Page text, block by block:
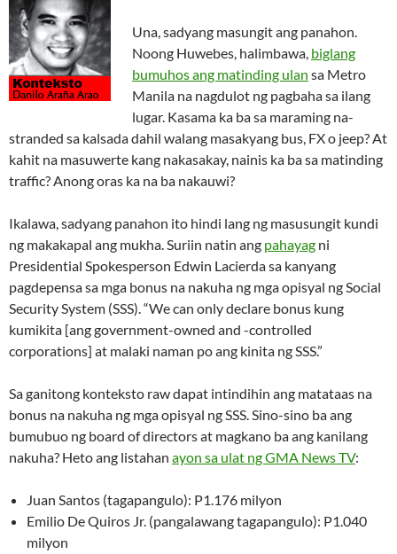
Una, sadyang masungit ang panahon.
Noong Huwebes, halimbawa, biglang
bumuhos ang matinding ulan sa Metro
Manila na nagdulot ng pagbaha sa ilang
lugar. Kasama ka ba sa maraming na-
stranded sa kalsada dahil walang masakyang bus, FX o jeep? At
kahit na masuwerte kang nakasakay, nainis ka ba sa matinding
traffic? Anong oras ka na ba nakauwi?
Ikalawa, sadyang panahon ito hindi lang ng masusungit kundi
ng makakapal ang mukha. Suriin natin ang pahayag ni
Presidential Spokesperson Edwin Lacierda sa kanyang
pagdepensa sa mga bonus na nakuha ng mga opisyal ng Social
Security System (SSS). “We can only declare bonus kung
kumikita [ang government-owned and -controlled
corporations] at malaki naman po ang kinita ng SSS.”
Sa ganitong konteksto raw dapat intindihin ang matataas na
bonus na nakuha ng mga opisyal ng SSS. Sino-sino ba ang
bumubuo ng board of directors at magkano ba ang kanilang
nakuha? Heto ang listahan ayon sa ulat ng GMA News TV:
Juan Santos (tagapangulo): P1.176 milyon
Emilio De Quiros Jr. (pangalawang tagapangulo): P1.040
milyon